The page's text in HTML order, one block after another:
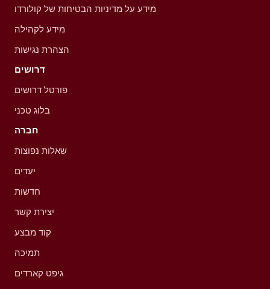
מידע על מדיניות הבטיחות של קולורדו
מידע לקהילה
הצהרת נגישות
דרושים
פורטל דרושים
בלוג טכני
חברה
שאלות נפוצות
יעדים
חדשות
יצירת קשר
קוד מבצע
תמיכה
גיפט קארדים